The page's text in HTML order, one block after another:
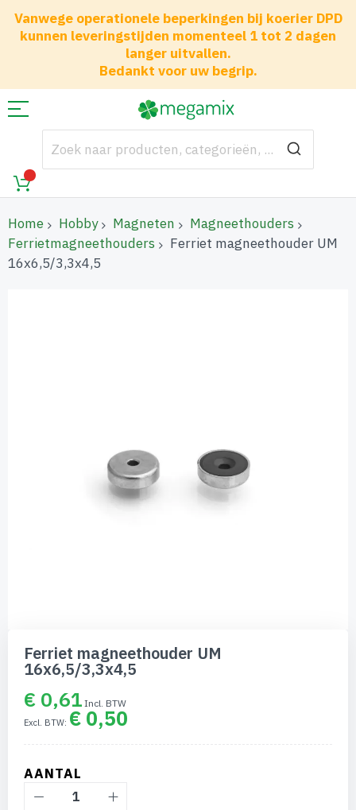
Vanwege operationele beperkingen bij koerier DPD
kunnen leveringstijden momenteel 1 tot 2 dagen
langer uitvallen.
Bedankt voor uw begrip.
Home Hobby Magneten
Magneethouders
Ferrietmagneethouders
Ferriet magneethouder UM
16x6,5/3,3x4,5
naar
begin
afbeeldingen-
gallerij
Ferriet magneethouder UM
16x6,5/3,3x4,5
€ 0,61
€ 0,50
AANTAL